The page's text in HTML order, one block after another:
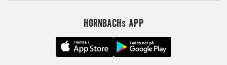
HORNBACHs APP